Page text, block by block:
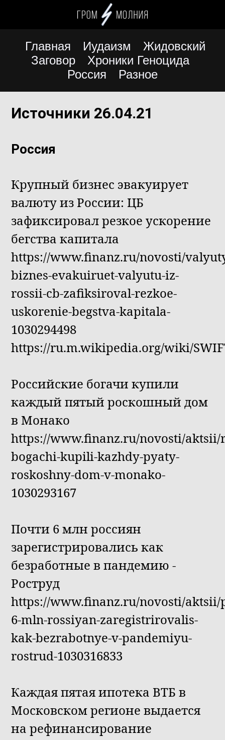
Главная Иудаизм
Жидовский
Заговор
Хроники Геноцида
Россия
Разное
Источники 26.04.21
Россия
Крупный бизнес эвакуирует
валюту из России: ЦБ
зафиксировал резкое ускорение
бегства капитала
https://www.finanz.ru/novosti/
biznes-evakuiruet-valyutu-iz-
rossii-cb-zafiksiroval-rezkoe-
uskorenie-begstva-kapitala-
1030294498
https://ru.m.wikipedia.org/wiki/
Российские богачи купили
каждый пятый роскошный дом
в Монако
https://www.finanz.ru/novosti/aktsii/
bogachi-kupili-kazhdy-pyaty-
roskoshny-dom-v-monako-
1030293167
Почти 6 млн россиян
зарегистрировались как
безработные в пандемию -
Роструд
https://www.finanz.ru/novosti/aktsii/
6-mln-rossiyan-zaregistrirovalis-
kak-bezrabotnye-v-pandemiyu-
rostrud-1030316833
Каждая пятая ипотека ВТБ в
Московском регионе выдается
на рефинансирование